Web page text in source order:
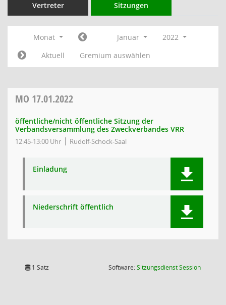
Vertreter Sitzungen
Monat Januar
2022
Aktuell
Gremium auswählen
MO 17.01.2022
öffentliche/nicht öffentliche Sitzung der
Verbandsversammlung des Zweckverbandes VRR
12:45-13:00 Uhr Rudolf-Schock-Saal
Einladung
Niederschrift öffentlich
1 Satz Software:SitzungsdienstSession(Wird in